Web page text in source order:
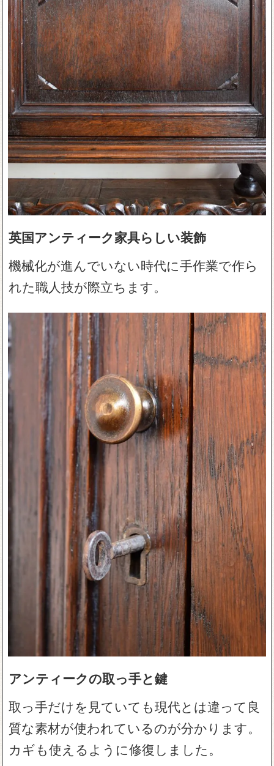
英国アンティーク家具らしい装飾
機械化が進んでいない時代に手作業で作ら
れた職人技が際立ちます。
アンティークの取っ手と鍵
取っ手だけを見ていても現代とは違って良
質な素材が使われているのが分かります。
カギも使えるように修復しました。